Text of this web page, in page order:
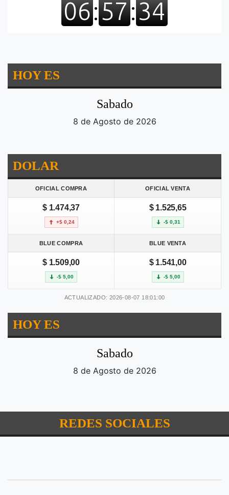
HOY ES
Sabado
8 de Agosto de 2026
DOLAR
OFICIAL COMPRA OFICIAL VENTA
$ 1.474,37
+$ 0,24
$ 1.525,65
-$ 0,31
BLUE COMPRA BLUE VENTA
$ 1.509,00
-$ 5,00
$ 1.541,00
-$ 5,00
ACTUALIZADO: 2026-08-07 18:01:00
HOY ES
Sabado
8 de Agosto de 2026
REDES SOCIALES